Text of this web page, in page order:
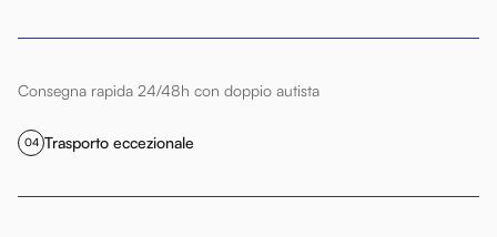
Consegna rapida 24/48h con doppio autista
04 Trasporto eccezionale